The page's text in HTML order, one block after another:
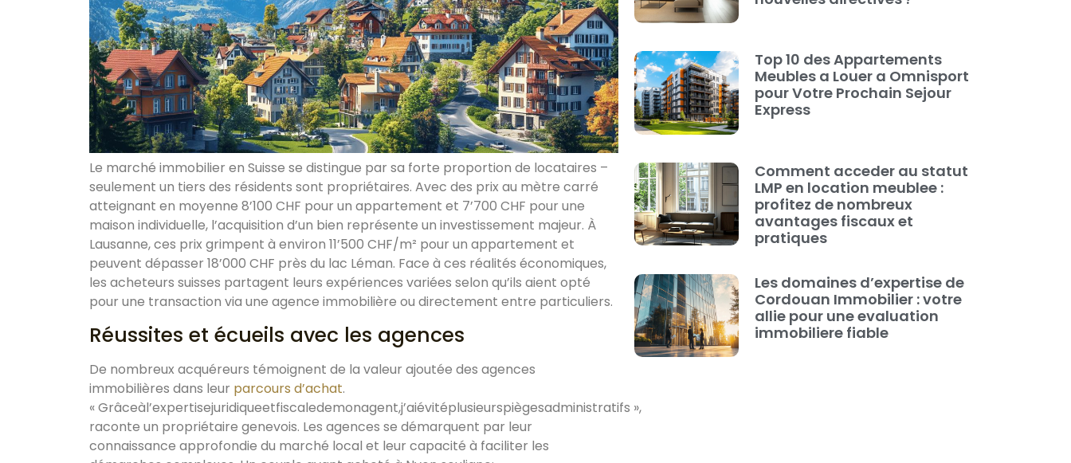
Le marché immobilier en Suisse se distingue par sa forte proportion de locataires –
seulement un tiers des résidents sont propriétaires. Avec des prix au mètre carré
atteignant en moyenne 8’100 CHF pour un appartement et 7’700 CHF pour une
maison individuelle, l’acquisition d’un bien représente un investissement majeur. À
Lausanne, ces prix grimpent à environ 11’500 CHF/m² pour un appartement et
peuvent dépasser 18’000 CHF près du lac Léman. Face à ces réalités économiques,
les acheteurs suisses partagent leurs expériences variées selon qu’ils aient opté
pour une transaction via une agence immobilière ou directement entre particuliers.
Réussites et écueils avec les agences
De nombreux acquéreurs témoignent de la valeur ajoutée des agences
immobilières dans leur parcours d’achat.
« Grâceàl’expertisejuridiqueetfiscaledemonagent,j’aiévitéplusieurspiègesadministratifs »,
raconte un propriétaire genevois. Les agences se démarquent par leur
connaissance approfondie du marché local et leur capacité à faciliter les
Top 10 des Appartements
Meubles a Louer a Omnisport
pour Votre Prochain Sejour
Express
Comment acceder au statut
LMP en location meublee :
profitez de nombreux
avantages fiscaux et
pratiques
Les domaines d’expertise de
Cordouan Immobilier : votre
allie pour une evaluation
immobiliere fiable